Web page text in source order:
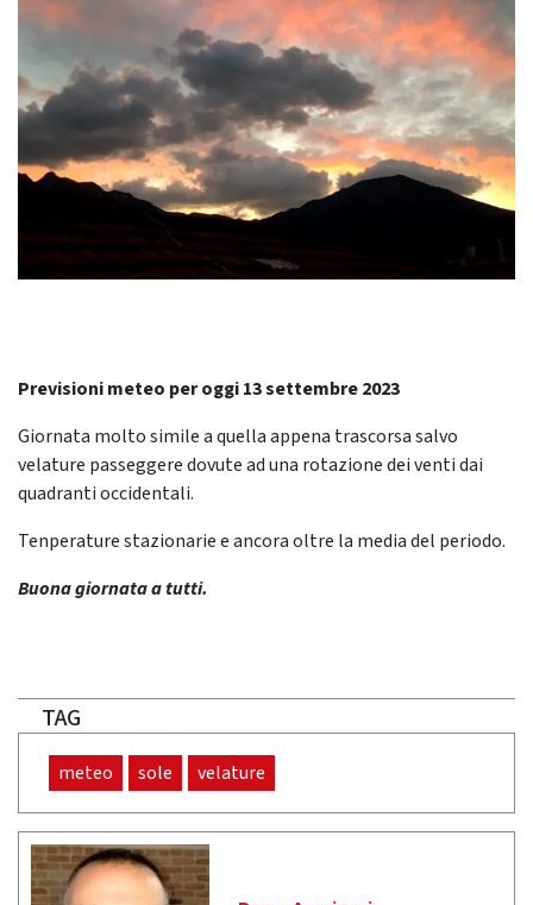
Previsioni meteo per oggi 13 settembre 2023
Giornata molto simile a quella appena trascorsa salvo
velature passeggere dovute ad una rotazione dei venti dai
quadranti occidentali.
Tenperature stazionarie e ancora oltre la media del periodo.
Buona giornata a tutti.
TAG
meteo sole velature